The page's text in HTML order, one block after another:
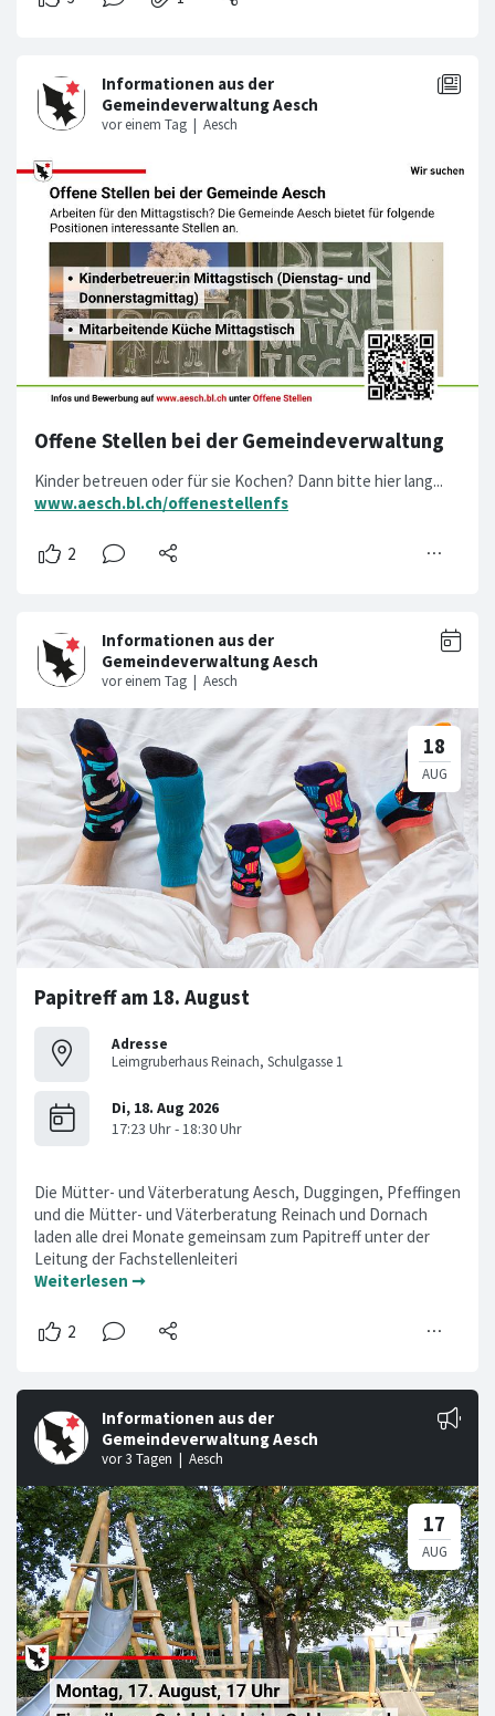
Offene Stellen bei der Gemeindeverwaltung
Kinder betreuen oder für sie Kochen? Dann bitte hier lang...
www.aesch.bl.ch/offenestellenfs
Papitreff am 18. August
Adresse
Leimgruberhaus Reinach, Schulgasse 1
Die Mütter- und Väterberatung Aesch, Duggingen, Pfeffingen
und die Mütter- und Väterberatung Reinach und Dornach
laden alle drei Monate gemeinsam zum Papitreff unter der
Leitung der Fachstellenleiteri
Weiterlesen ➞